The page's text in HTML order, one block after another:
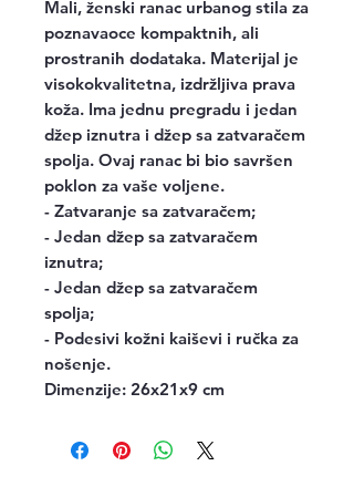
Mali, ženski ranac urbanog stila za
poznavaoce kompaktnih, ali
prostranih dodataka. Materijal je
visokokvalitetna, izdržljiva prava
koža. Ima jednu pregradu i jedan
džep iznutra i džep sa zatvaračem
spolja. Ovaj ranac bi bio savršen
poklon za vaše voljene.
- Zatvaranje sa zatvaračem;
- Jedan džep sa zatvaračem
iznutra;
- Jedan džep sa zatvaračem
spolja;
- Podesivi kožni kaiševi i ručka za
nošenje.
Dimenzije: 26x21x9 cm